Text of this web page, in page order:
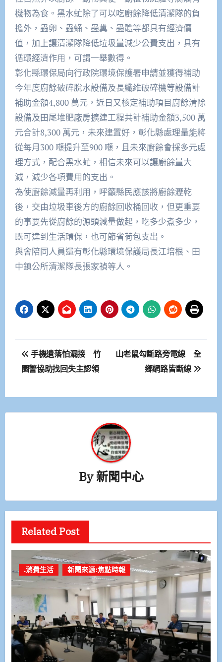
機物為食。黑水虻除了可以吃廚餘降低清潔隊的負
擔外，蟲卵、蟲蛹、蟲糞、蟲體等都具有經濟價
值，加上讓清潔隊降低垃圾量減少公費支出，具有
循環經濟作用，可謂一舉數得。
彰化縣環保局向行政院環境保護署申請並獲得補助
今年度廚餘破碎脫水設備及長纖維破碎機等設備計
補助金額4,800 萬元，近日又核定補助項目廚餘清除
設備及田尾堆肥廠房擴建工程共計補助金額3,500 萬
元合計8,300 萬元，未來建置好，彰化縣處理量能將
從每月300 噸提升至900 噸，且未來廚餘會採多元處
理方式，配合黑水虻，相信未來可以讓廚餘量大
減，減少各項費用的支出。
為使廚餘減量再利用，呼籲縣民應該將廚餘瀝乾
後，交由垃圾車後方的廚餘回收桶回收，但更重要
的事要先從廚餘的源頭減量做起，吃多少煮多少，
既可達到生活環保，也可節省荷包支出。
與會陪同人員還有彰化縣環境保護局長江培根、田
中鎮公所清潔隊長張家禎等人。
文
章
覽
手機遺落怕漏接 竹
園警協助找回失主認領
山老鼠勾斷路旁電線 全
鄉網路皆斷線
By新聞中心
Related Post
.消費生活 新聞來源:焦點時報